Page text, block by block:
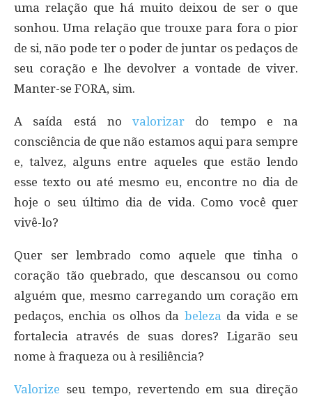
uma relação que há muito deixou de ser o que
sonhou. Uma relação que trouxe para fora o pior
de si, não pode ter o poder de juntar os pedaços de
seu coração e lhe devolver a vontade de viver.
Manter-se FORA, sim.
A saída está no valorizar do tempo e na
consciência de que não estamos aqui para sempre
e, talvez, alguns entre aqueles que estão lendo
esse texto ou até mesmo eu, encontre no dia de
hoje o seu último dia de vida. Como você quer
vivê-lo?
Quer ser lembrado como aquele que tinha o
coração tão quebrado, que descansou ou como
alguém que, mesmo carregando um coração em
pedaços, enchia os olhos da beleza da vida e se
fortalecia através de suas dores? Ligarão seu
nome à fraqueza ou à resiliência?
Valorize seu tempo, revertendo em sua direção